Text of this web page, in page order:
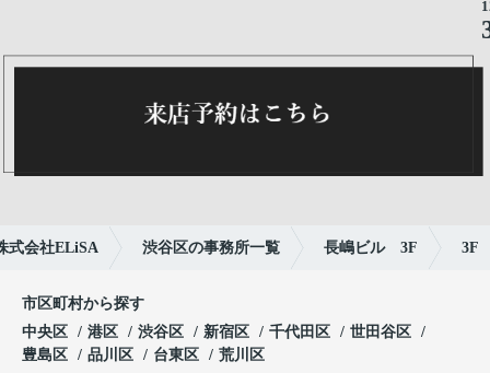
式会社ELiSA 渋谷区の事務所一覧 長嶋ビル 3F 3F
市区町村から探す
中央区
港区 渋谷区 新宿区 千代田区
世田谷区
豊島区
品川区 台東区 荒川区